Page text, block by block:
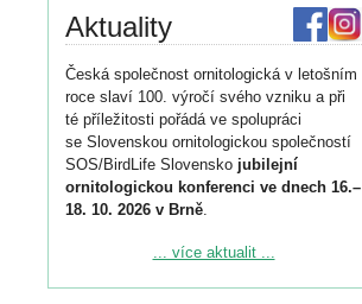
Aktuality
Česká společnost ornitologická v letošním
roce slaví 100. výročí svého vzniku a při
té příležitosti pořádá ve spolupráci
se Slovenskou ornitologickou společností
SOS/BirdLife Slovensko jubilejní
ornitologickou konferenci ve dnech 16.–
18. 10. 2026 v Brně.
Podrobnější informace ke konferenci
... více aktualit ...